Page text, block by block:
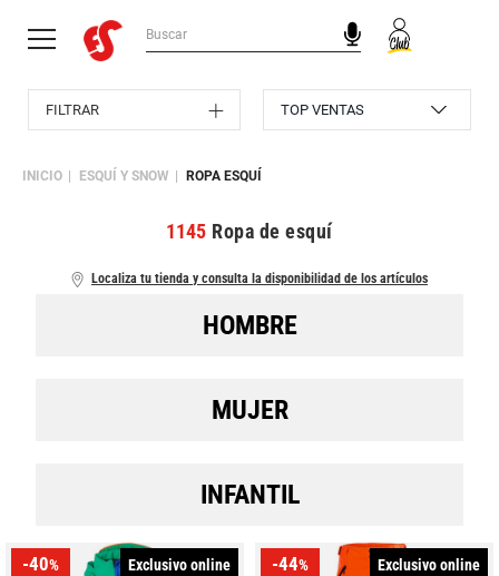
INICIO ESQUÍ Y SNOW ROPA ESQUÍ
Localiza tu tienda y consulta la disponibilidad de los artículos
1145 Ropa de esquí
HOMBRE
MUJER
INFANTIL
-40% Exclusivo online -44% Exclusivo online
FILTRAR